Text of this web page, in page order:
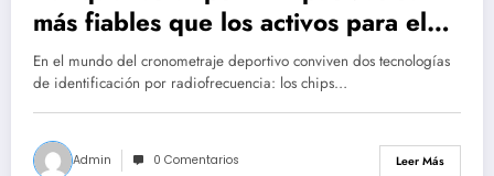
más fiables que los activos para el
cronometraje deportivo
En el mundo del cronometraje deportivo conviven dos tecnologías
de identificación por radiofrecuencia: los chips…
Admin 0 Comentarios Leer Más